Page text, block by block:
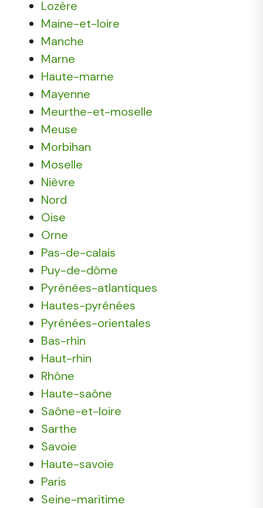
Lozère
Maine-et-loire
Manche
Marne
Haute-marne
Mayenne
Meurthe-et-moselle
Meuse
Morbihan
Moselle
Nièvre
Nord
Oise
Orne
Pas-de-calais
Puy-de-dôme
Pyrénées-atlantiques
Hautes-pyrénées
Pyrénées-orientales
Bas-rhin
Haut-rhin
Rhône
Haute-saône
Saône-et-loire
Sarthe
Savoie
Haute-savoie
Paris
Seine-maritime